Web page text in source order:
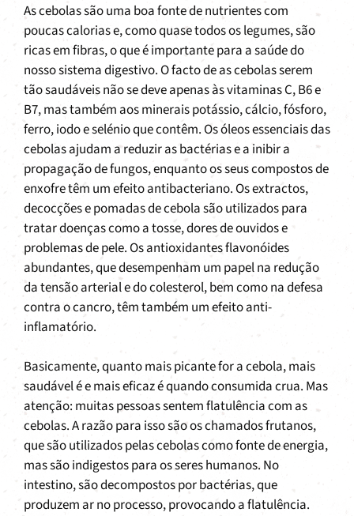
As cebolas são uma boa fonte de nutrientes com
poucas calorias e, como quase todos os legumes, são
ricas em fibras, o que é importante para a saúde do
nosso sistema digestivo. O facto de as cebolas serem
tão saudáveis não se deve apenas às vitaminas C, B6 e
B7, mas também aos minerais potássio, cálcio, fósforo,
ferro, iodo e selénio que contêm. Os óleos essenciais das
cebolas ajudam a reduzir as bactérias e a inibir a
propagação de fungos, enquanto os seus compostos de
enxofre têm um efeito antibacteriano. Os extractos,
decocções e pomadas de cebola são utilizados para
tratar doenças como a tosse, dores de ouvidos e
problemas de pele. Os antioxidantes flavonóides
abundantes, que desempenham um papel na redução
da tensão arterial e do colesterol, bem como na defesa
contra o cancro, têm também um efeito anti-
inflamatório.
Basicamente, quanto mais picante for a cebola, mais
saudável é e mais eficaz é quando consumida crua. Mas
atenção: muitas pessoas sentem flatulência com as
cebolas. A razão para isso são os chamados frutanos,
que são utilizados pelas cebolas como fonte de energia,
mas são indigestos para os seres humanos. No
intestino, são decompostos por bactérias, que
produzem ar no processo, provocando a flatulência.